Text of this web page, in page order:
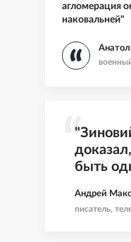
агломерация
наковальней"
быть
всегда
Андрей
писатель,